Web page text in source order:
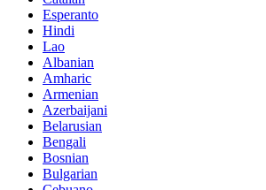
Esperanto
Hindi
Lao
Albanian
Amharic
Armenian
Azerbaijani
Belarusian
Bengali
Bosnian
Bulgarian